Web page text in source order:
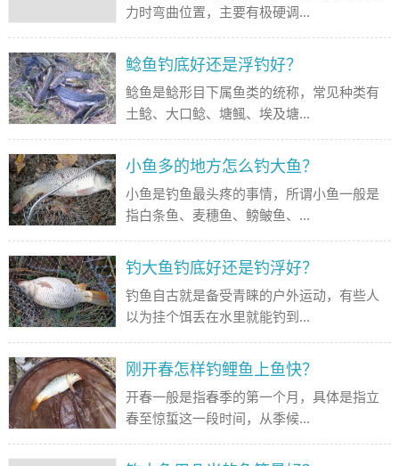
力时弯曲位置，主要有极硬调...
鲶鱼钓底好还是浮钓好？
鲶鱼是鲶形目下属鱼类的统称，常见种类有
土鲶、大口鲶、塘鲺、埃及塘...
小鱼多的地方怎么钓大鱼？
小鱼是钓鱼最头疼的事情，所谓小鱼一般是
指白条鱼、麦穗鱼、鳑鲏鱼、...
钓大鱼钓底好还是钓浮好？
钓鱼自古就是备受青睐的户外运动，有些人
以为挂个饵丢在水里就能钓到...
刚开春怎样钓鲤鱼上鱼快？
开春一般是指春季的第一个月，具体是指立
春至惊蜇这一段时间，从季候...